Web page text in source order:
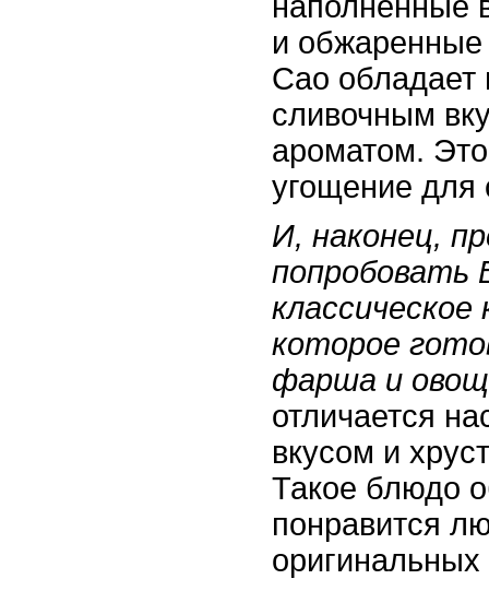
и
Сао
сливочным
ароматом.
угощение для
И, наконец,
попробовать
которое
фарша и
отличается
вкусом и
Такое блюдо
понравится